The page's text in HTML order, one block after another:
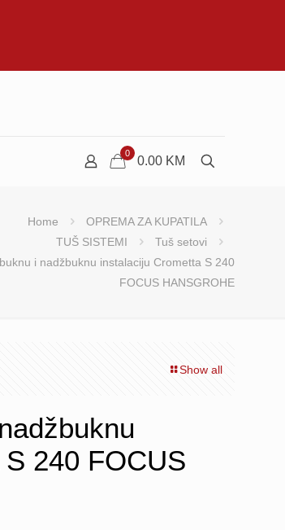
0
0.00 KM
Home
OPREMA ZA KUPATILA
TUŠ SISTEMI
Tuš setovi
i nadžbuknu instalaciju Crometta S 240
FOCUS HANSGROHE
Show all
240 FOCUS